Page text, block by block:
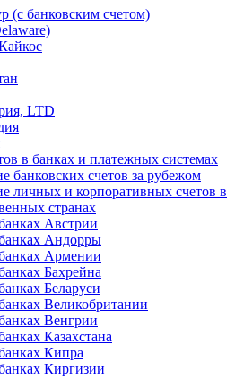
(c банковским счетом)
LTD
в банках и платежных системах
банковских счетов за рубежом
личных и корпоративных счетов в
странах
Австрии
Андорры
Армении
Бахрейна
Беларуси
Великобритании
Венгрии
Казахстана
Кипра
Киргизии